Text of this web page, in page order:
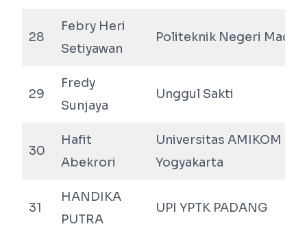
28
Febry Heri
Setiyawan
Politeknik Negeri
29
Fredy
Sunjaya
Unggul Sakti
30
Hafit
Abekrori
Universitas AMIKOM
Yogyakarta
31
HANDIKA
PUTRA
UPI YPTK PADANG